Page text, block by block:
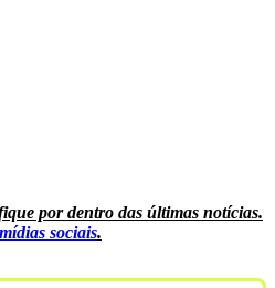
por dentro das últimas notícias.
mídias sociais.